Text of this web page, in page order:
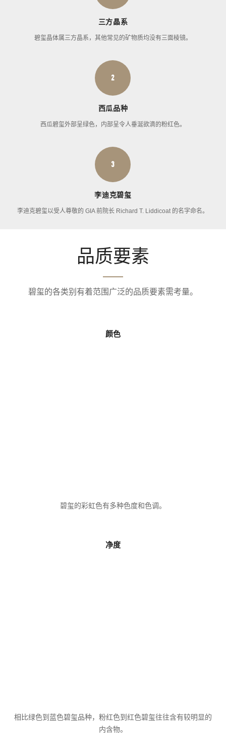
三方晶系
碧玺晶体属三方晶系，其他常见的矿物质均没有三面棱镜。
2
西瓜品种
西瓜碧玺外部呈绿色，内部呈令人垂涎欲滴的粉红色。
3
李迪克碧玺
李迪克碧玺以受人尊敬的 GIA 前院长 Richard T. Liddicoat 的名字命名。
品质要素
碧玺的各类别有着范围广泛的品质要素需考量。
颜色
碧玺的彩虹色有多种色度和色调。
净度
相比绿色到蓝色碧玺品种，粉红色到红色碧玺往往含有较明显的
内含物。